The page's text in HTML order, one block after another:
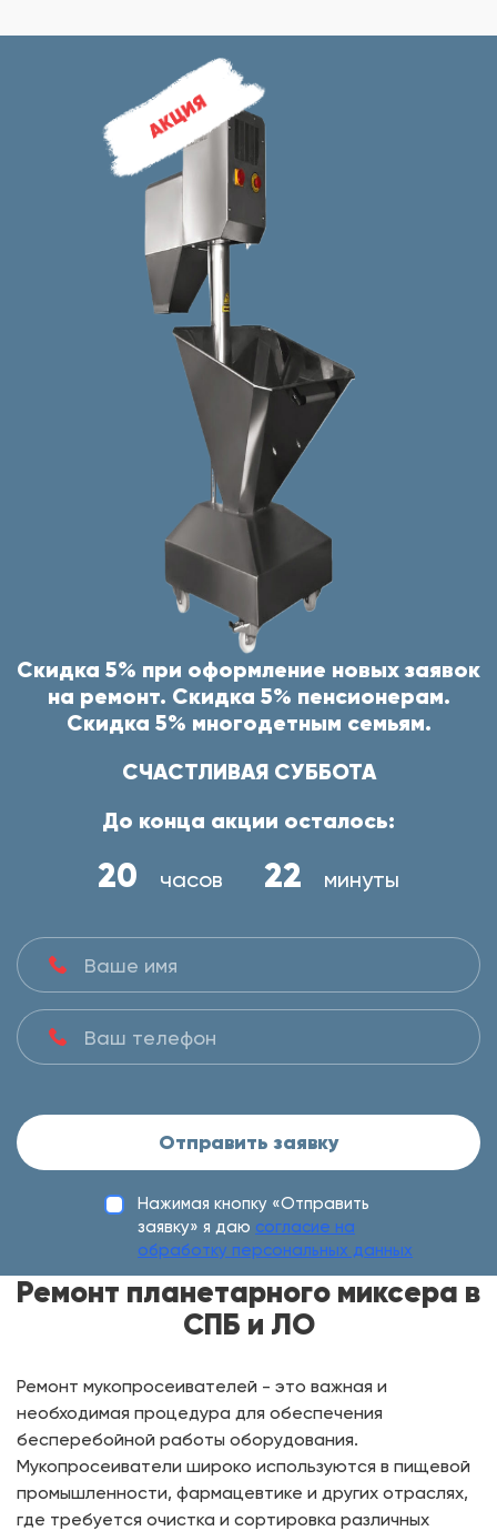
Скидка 5% при оформление новых заявок
на ремонт. Скидка 5% пенсионерам.
Скидка 5% многодетным семьям.
СЧАСТЛИВАЯ СУББОТА
До конца акции осталось:
20 часов 22 минуты
Отправить заявку
Нажимая кнопку «Отправить
заявку» я даю согласие на
обработку персональных данных
Ремонт планетарного миксера в
СПБ и ЛО
Ремонт мукопросеивателей - это важная и
необходимая процедура для обеспечения
бесперебойной работы оборудования.
Мукопросеиватели широко используются в пищевой
промышленности, фармацевтике и других отраслях,
где требуется очистка и сортировка различных